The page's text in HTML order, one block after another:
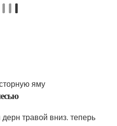
яму
травой вниз. теперь